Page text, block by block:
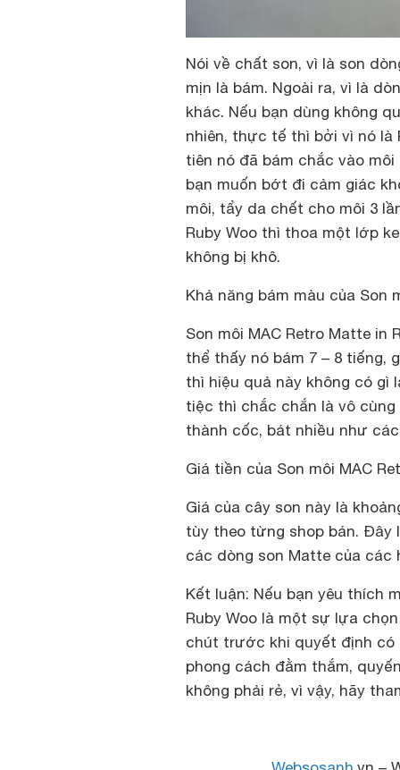
Nói về chất son, vì là son
mịn là bám. Ngoài ra, vì là
khác. Nếu bạn dùng không
nhiên, thực tế thì bởi vì nó là
tiên nó đã bám chắc vào
bạn muốn bớt đi cảm giác
môi, tẩy da chết cho môi 3
Ruby Woo thì thoa một lớp
không bị khô.
Khả năng bám màu của Son
Son môi MAC Retro Matte in
thể thấy nó bám 7 – 8 tiếng,
thì hiệu quả này không có gì
tiệc thì chắc chắn là vô cùng
thành cốc, bát nhiều như
Giá tiền của Son môi MAC
Giá của cây son này là
tùy theo từng shop bán. Đây
các dòng son Matte của các
Kết luận: Nếu bạn yêu thích
Ruby Woo là một sự lựa
chút trước khi quyết định có
phong cách đằm thắm,
không phải rẻ, vì vậy, hãy